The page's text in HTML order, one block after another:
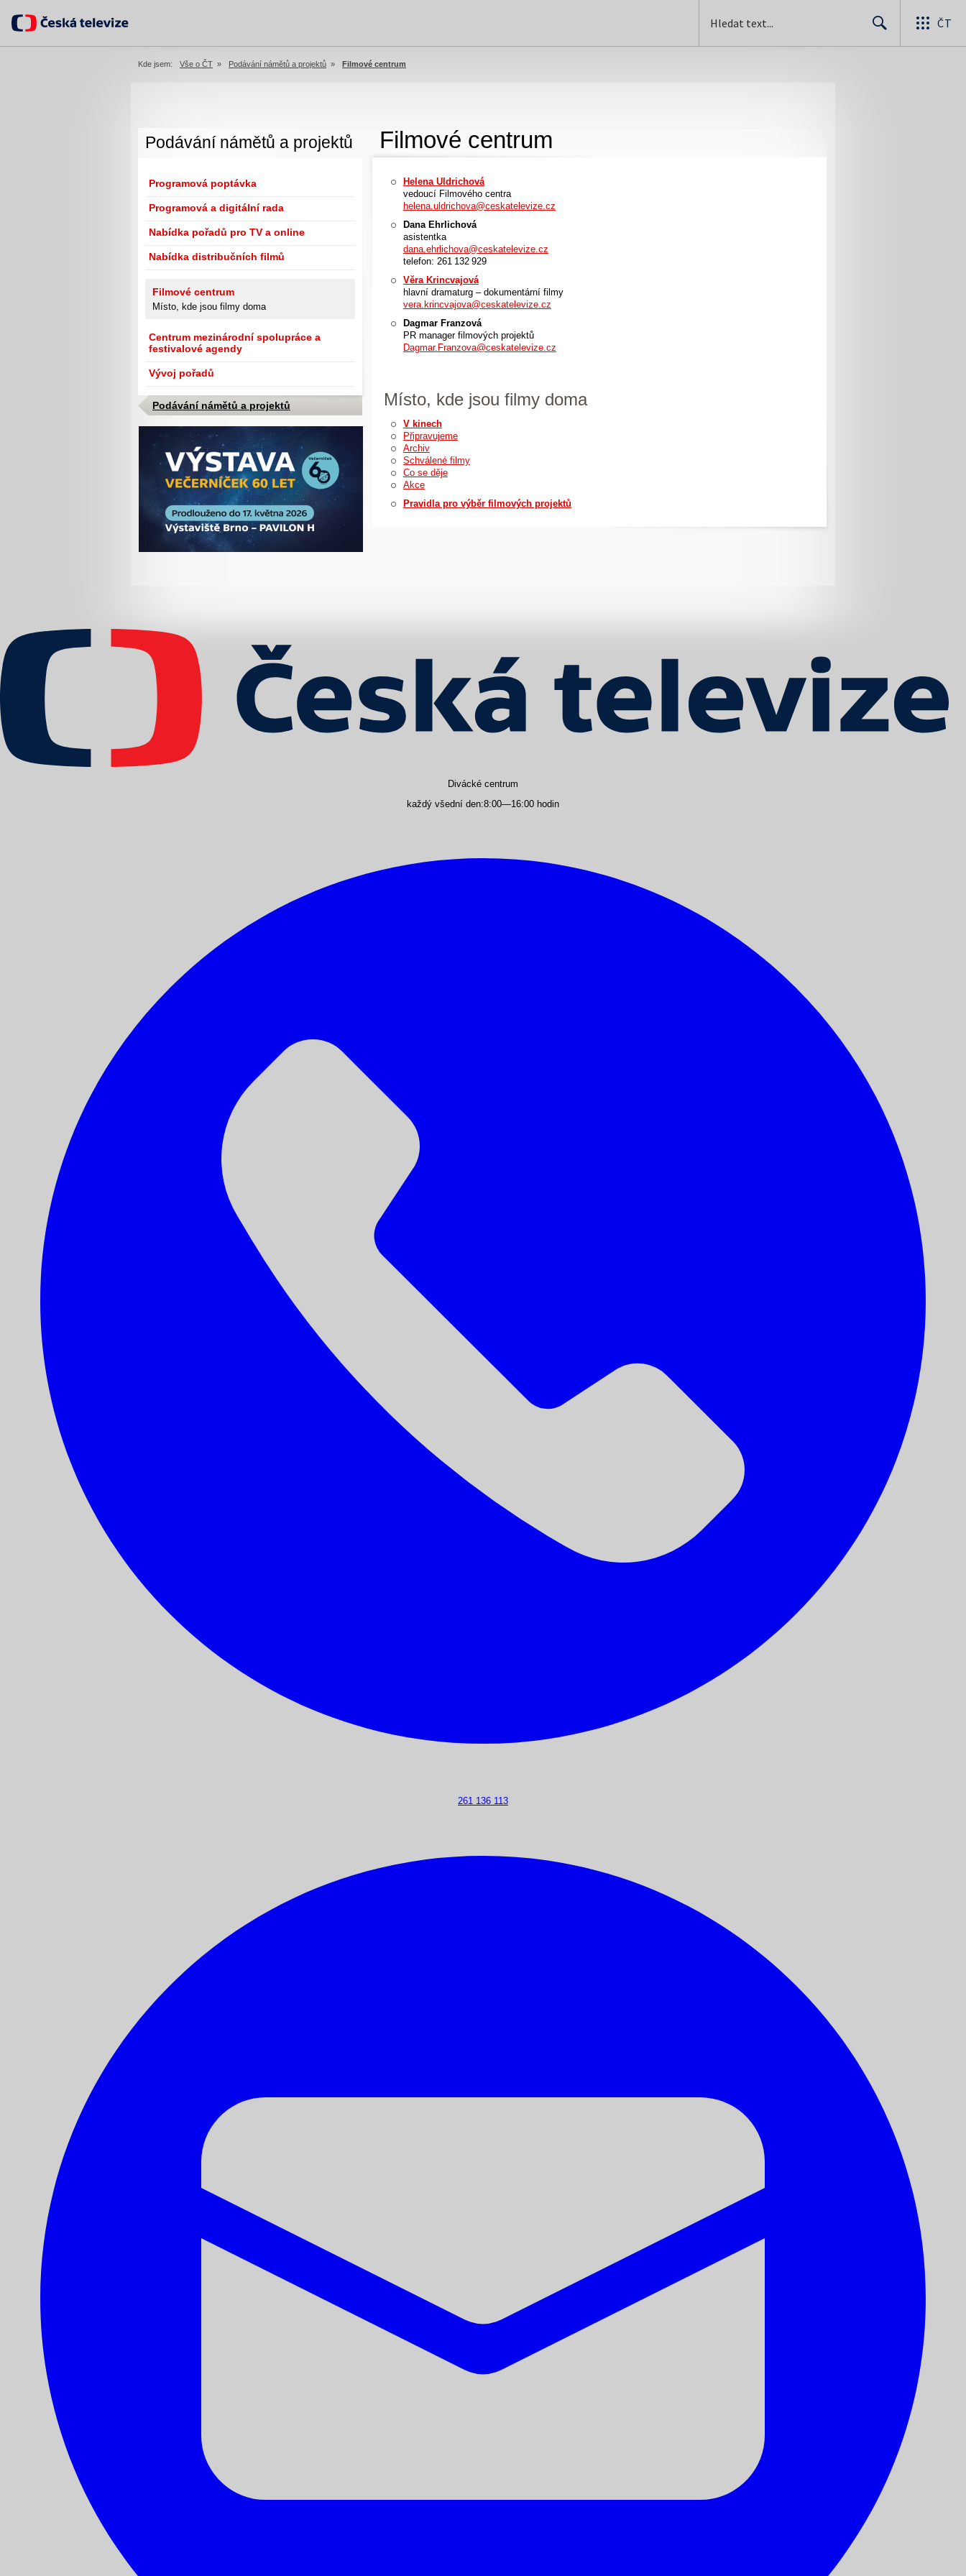
ČT
Kde jsem: Vše o ČT » Podávání námětů a projektů » Filmové centrum
Podávání námětů a projektů
Programová poptávka
Programová a digitální rada
Nabídka pořadů pro TV a online
Nabídka distribučních filmů
Filmové centrum
Místo, kde jsou filmy doma
Centrum mezinárodní spolupráce a
festivalové agendy
Vývoj pořadů
Podávání námětů a projektů
Filmové centrum
Helena Uldrichová
vedoucí Filmového centra
helena.uldrichova@ceskatelevize.cz
Dana Ehrlichová
asistentka
dana.ehrlichova@ceskatelevize.cz
telefon: 261 132 929
Věra Krincvajová
hlavní dramaturg – dokumentární filmy
vera.krincvajova@ceskatelevize.cz
Dagmar Franzová
PR manager filmových projektů
Dagmar.Franzova@ceskatelevize.cz
Místo, kde jsou filmy doma
V kinech
Připravujeme
Archiv
Schválené filmy
Co se děje
Akce
Pravidla pro výběr filmových projektů